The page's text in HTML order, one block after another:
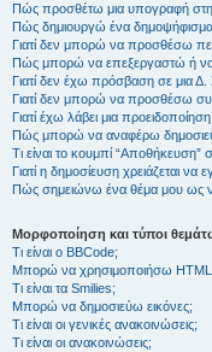
Πώς προσθέτω μια υπογραφή
Πώς δημιουργώ ένα
Γιατί δεν μπορώ να προσθέσω
Πώς μπορώ να επεξεργαστώ ή
Γιατί δεν έχω πρόσβαση σε μια Δ.
Γιατί δεν μπορώ να προσθέσω
Γιατί έχω λάβει μια προειδοποίηση;
Πώς μπορώ να αναφέρω
Τι είναι το κουμπί “Αποθήκευση”
Γιατί η δημοσίευση χρειάζεται να
Πώς σημειώνω ένα θέμα μου ως
Μορφοποίηση και τύποι
Τι είναι ο BBCode;
Μπορώ να χρησιμοποιήσω
Τι είναι τα Smilies;
Μπορώ να δημοσιεύω εικόνες;
Τι είναι οι γενικές ανακοινώσεις;
Τι είναι οι ανακοινώσεις;